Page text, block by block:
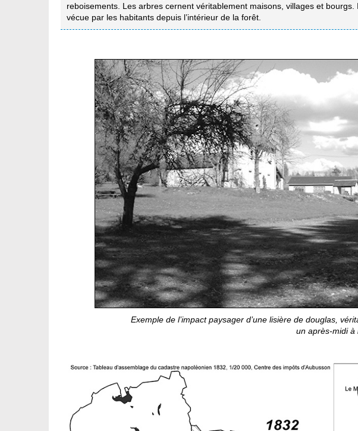
reboisements. Les arbres cernent véritablement maisons, villages et
vécue par les habitants depuis l’intérieur de la forêt.
Exemple de l’impact paysager d’une lisière de douglas,
un après-midi à